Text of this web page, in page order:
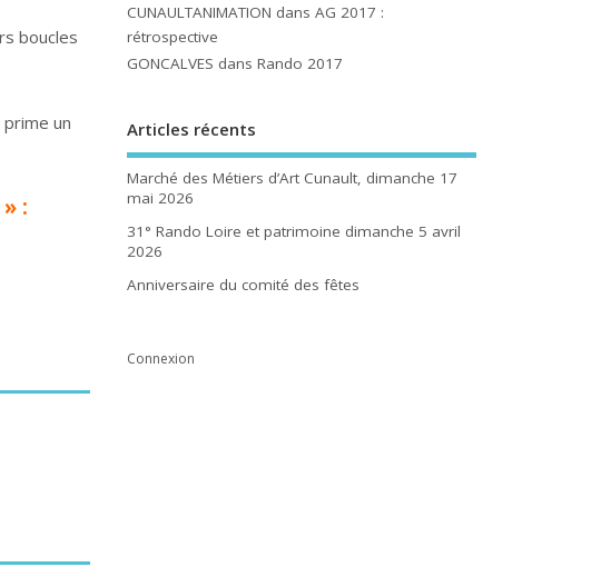
boucles
un
:
CUNAULTANIMATION dansAG 2017 :
rétrospective
GONCALVES dansRando 2017
Articles récents
Marché des Métiers d’Art Cunault, dimanche 17
mai 2026
31° Rando Loire et patrimoine dimanche 5 avril
2026
Anniversaire du comité des fêtes
Connexion